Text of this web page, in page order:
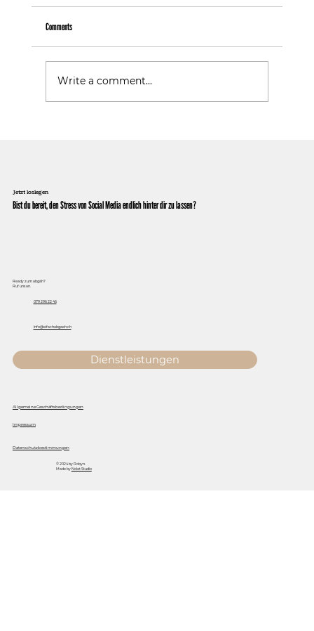
Warum Follower nicht gleich Kunden sind
Comments
Write a comment...
Jetzt loslegen
Bist du bereit, den Stress von Social Media endlich hinter dir zu lassen?
Allgemeine Geschäftsbedingungen
Impressum
Datenschutzbestimmungen
Ready zum abgäh?
Ruf uns an.
079 296 22 46
Info@eifachabgaeh.ch
Dienstleistungen
© 2024 by Robyn.
Made byNolat Studio